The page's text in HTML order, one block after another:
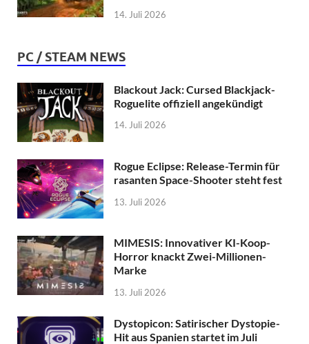
14. Juli 2026
PC / STEAM NEWS
Blackout Jack: Cursed Blackjack-
Roguelite offiziell angekündigt
14. Juli 2026
Rogue Eclipse: Release-Termin für
rasanten Space-Shooter steht fest
13. Juli 2026
MIMESIS: Innovativer KI-Koop-
Horror knackt Zwei-Millionen-
Marke
13. Juli 2026
Dystopicon: Satirischer Dystopie-
Hit aus Spanien startet im Juli